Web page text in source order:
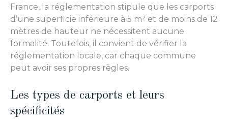
France, la réglementation stipule que les carports
d’une superficie inférieure à 5 m² et de moins de 12
mètres de hauteur ne nécessitent aucune
formalité. Toutefois, il convient de vérifier la
réglementation locale, car chaque commune
peut avoir ses propres règles.
Les types de carports et leurs
spécificités